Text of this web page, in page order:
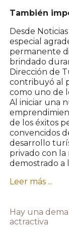
También
Desde
especial
permanente
brindado
Dirección de
contribuyó al
como uno de
Al iniciar una
de los éxitos
convencidos
desarrollo
privado con la
demostrado a
Leer más ...
Hay una
actractiva